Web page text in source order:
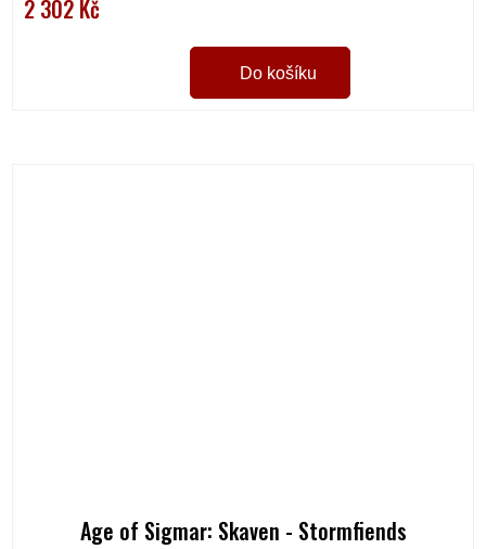
2 302 Kč
Do košíku
Age of Sigmar: Skaven - Stormfiends